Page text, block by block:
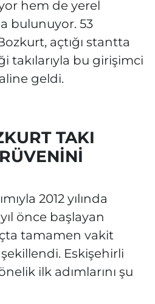
hem de yerel
bulunuyor. 53
açtığı stantta
takılarıyla bu girişimci
geldi.
TAKI
2012 yılında
yıl önce başlayan
tamamen vakit
Eskişehirli
ilk adımlarını şu